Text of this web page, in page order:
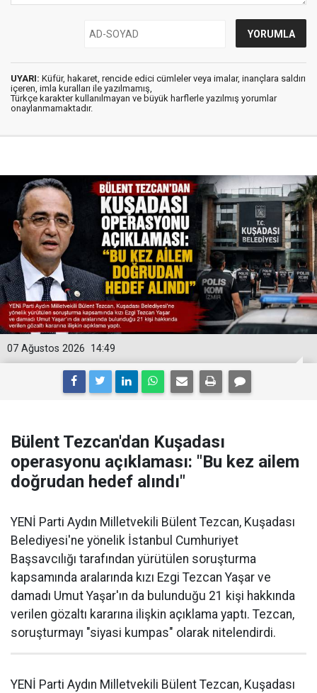
UYARI: Küfür, hakaret, rencide edici cümleler veya imalar, inançlara saldırı
içeren, imla kuralları ile yazılmamış,
Türkçe karakter kullanılmayan ve büyük harflerle yazılmış yorumlar
onaylanmamaktadır.
14:49
07 Ağustos 2026
Bülent Tezcan'dan Kuşadası
operasyonu açıklaması: "Bu kez ailem
doğrudan hedef alındı"
YENİ Parti Aydın Milletvekili Bülent Tezcan, Kuşadası
Belediyesi'ne yönelik İstanbul Cumhuriyet
Başsavcılığı tarafından yürütülen soruşturma
kapsamında aralarında kızı Ezgi Tezcan Yaşar ve
damadı Umut Yaşar'ın da bulunduğu 21 kişi hakkında
verilen gözaltı kararına ilişkin açıklama yaptı. Tezcan,
soruşturmayı "siyasi kumpas" olarak nitelendirdi.
YENİ Parti Aydın Milletvekili Bülent Tezcan, Kuşadası